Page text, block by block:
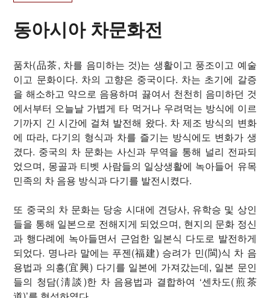
동아시아 차문화전
품차(品茶, 차를 음미하는 것)는 생활이고 풍조이고 예술
이고 문화이다. 차의 고향은 중국이다. 차는 초기에 갈증
을 해소하고 약으로 음용하며 끓여서 천천히 음미하던 것
에서부터 오늘날 가볍게 타 먹거나 우려먹는 방식에 이르
기까지 긴 시간에 걸쳐 발전해 왔다. 차 제조 방식의 변화
에 따라, 다기의 형식과 차를 즐기는 방식에도 변화가 생
겼다. 중국의 차 문화는 사신과 무역을 통해 널리 전파되
었으며, 몽골과 티벳 사람들의 일상생활에 녹아들어 유목
민족의 차 음용 방식과 다기를 발전시켰다.
또 중국의 차 문화는 당송 시대에 견당사, 유학승 및 상인
들을 통해 일본으로 전해지게 되었으며, 현지의 문화 정신
과 행다례에 녹아들면서 근엄한 일본식 다도로 발전하게
되었다. 명나라 말에는 푸젠(福建) 승려가 민(閩)식 차 음
용법과 의흥(宜興) 다기를 일본에 가져갔는데, 일본 문인
들의 청담(淸談)한 차 음용법과 결합하여 ‘센차도(煎茶